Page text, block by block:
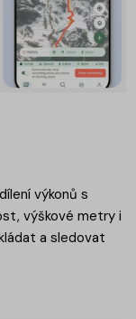
výkonů s
výškové metry i
a sledovat